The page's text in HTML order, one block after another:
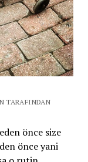
TARAFINDAN
önce size
önce yani